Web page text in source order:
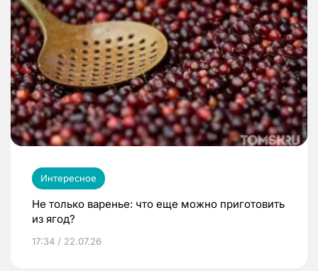
Интересное
Не только варенье: что еще можно приготовить
из ягод?
17:34 / 22.07.26